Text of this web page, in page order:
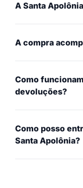
A Santa
A compra
Como
devoluções?
Como posso
Santa Apolônia?